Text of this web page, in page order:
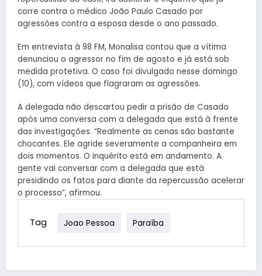
corre contra o médico João Paulo Casado por
agressões contra a esposa desde o ano passado.
Em entrevista à 98 FM, Monalisa contou que a vítima
denunciou o agressor no fim de agosto e já está sob
medida protetiva. O caso foi divulgado nesse domingo
(10), com vídeos que flagraram as agressões.
A delegada não descartou pedir a prisão de Casado
após uma conversa com a delegada que está à frente
das investigações. “Realmente as cenas são bastante
chocantes. Ele agride severamente a companheira em
dois momentos. O inquérito está em andamento. A
gente vai conversar com a delegada que está
presidindo os fatos para diante da repercussão acelerar
o processo”, afirmou.
Tag Joao Pessoa Paraíba